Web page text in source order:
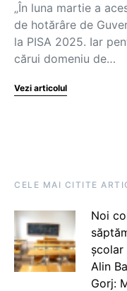
„În luna martie a
de hotărâre de
la PISA 2025. Iar
cărui domeniu de…
Vezi articolul
CELE MAI CITITE
Noi
școlar
Alin
Gorj: